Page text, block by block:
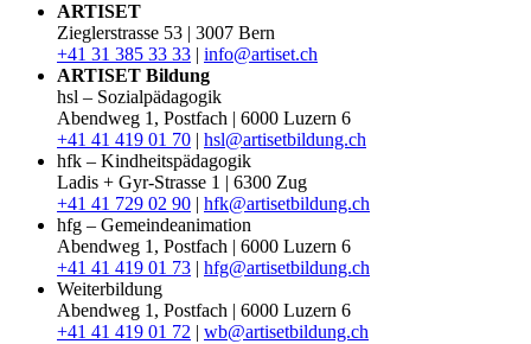
ARTISET
Zieglerstrasse 53 | 3007 Bern
+41 31 385 33 33 | info@artiset.ch
ARTISET Bildung
hsl – Sozialpädagogik
Abendweg 1, Postfach | 6000 Luzern 6
+41 41 419 01 70 | hsl@artisetbildung.ch
hfk – Kindheitspädagogik
Ladis + Gyr-Strasse 1 | 6300 Zug
+41 41 729 02 90 | hfk@artisetbildung.ch
hfg – Gemeindeanimation
Abendweg 1, Postfach | 6000 Luzern 6
+41 41 419 01 73 | hfg@artisetbildung.ch
Weiterbildung
Abendweg 1, Postfach | 6000 Luzern 6
+41 41 419 01 72 | wb@artisetbildung.ch